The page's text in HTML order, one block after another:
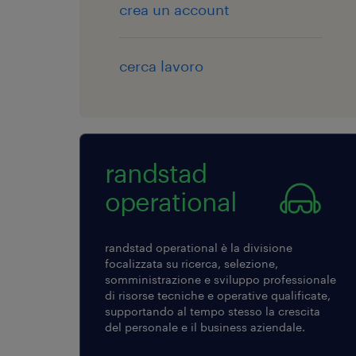
crea un account
cerca lavoro
randstad
operational
randstad operational è la divisione
focalizzata su ricerca, selezione,
somministrazione e sviluppo professionale
di risorse tecniche e operative qualificate,
supportando al tempo stesso la crescita
del personale e il business aziendale.